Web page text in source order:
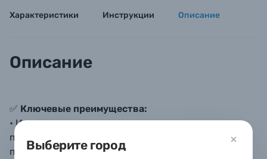
Выберите город
Характеристики Инструкции Описание
Описание
✅ Ключевые преимущества:
• Изготовлен из высококачественного
поликарбоната, отличающегося повышенной
прочностью и износостойкостью, что делает его